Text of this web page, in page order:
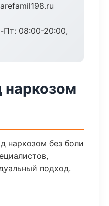
Пт: 08:00-20:00,
наркозом
наркозом без боли
подход.